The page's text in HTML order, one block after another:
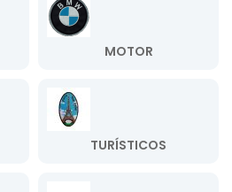
MOTOR
TURÍSTICOS